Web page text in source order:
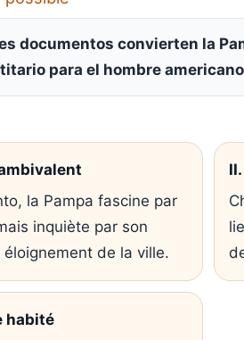
documentos convierten la
para el hombre
la Pampa fascine par
inquiète par son
de la ville.
habité